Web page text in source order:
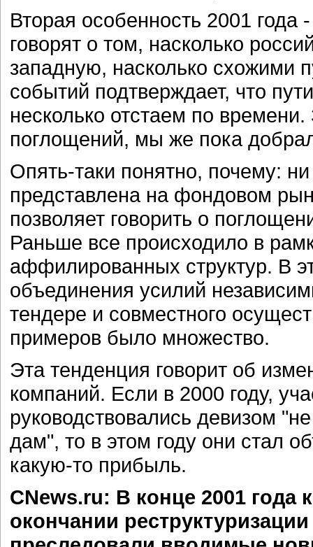
Вторая особенность 2001
говорят о том, насколько
западную, насколько схожими
событий подтверждает, что
несколько отстаем по
поглощений, мы же пока
Опять-таки понятно, почему:
представлена на фондовом
позволяет говорить о
Раньше все происходило в
аффилированных структур. В
объединения усилий
тендере и совместного
примеров было множество.
Эта тенденция говорит об
компаний. Если в 2000 году,
руководствовались девизом
дам", то в этом году они стал
какую-то прибыль.
CNews.ru: В конце 2001
окончании